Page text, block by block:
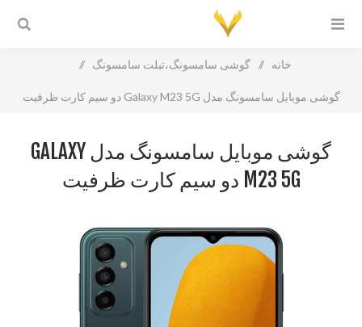
خانه / گوشی سامسونگ،تبلت سامسونگ /
گوشی موبایل سامسونگ مدل Galaxy M23 5G دو سیم کارت ظرفیت
گوشی موبایل سامسونگ مدل GALAXY
M23 5G دو سیم کارت ظرفیت